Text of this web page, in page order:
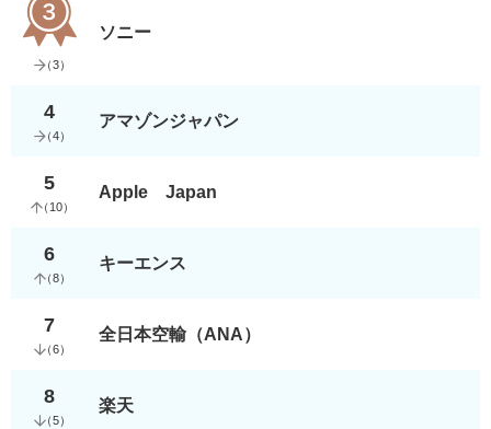
（3）
ソニー
4
（4）
アマゾンジャパン
5
（10）
Apple Japan
6
（8）
キーエンス
7
（6）
全日本空輸（ANA）
8
（5）
楽天